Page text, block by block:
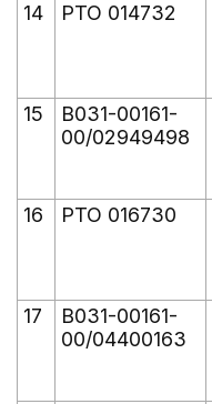
14
РТО 014732
15
В031-00161-
00/02949498
16
РТО 016730
17
В031-00161-
00/04400163